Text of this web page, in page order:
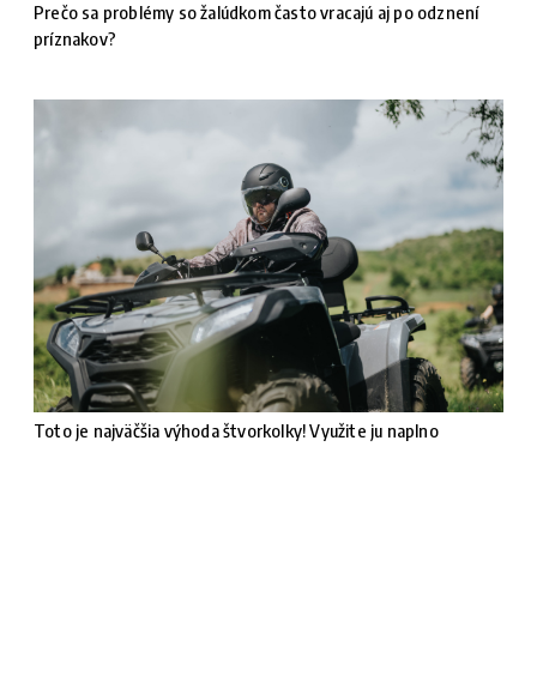
Prečo sa problémy so žalúdkom často vracajú aj po odznení
príznakov?
Toto je najväčšia výhoda štvorkolky! Využite ju naplno